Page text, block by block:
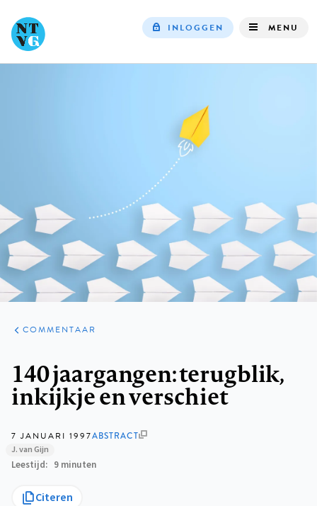
INLOGGEN MENU
ARTIKELEN
OPINIE
COMMENTAAR
140 jaargangen: terugblik,
inkijkje en verschiet
7 JANUARI 1997ABSTRACT
J. van Gijn
Leestijd 9 minuten
Citeren